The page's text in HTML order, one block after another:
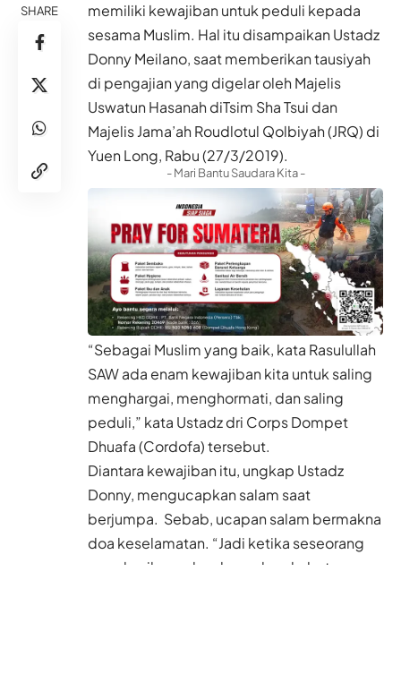
SHARE
memiliki kewajiban untuk peduli kepada
sesama Muslim. Hal itu disampaikan Ustadz
Donny Meilano, saat memberikan tausiyah
di pengajian yang digelar oleh Majelis
Uswatun Hasanah diTsim Sha Tsui dan
Majelis Jama’ah Roudlotul Qolbiyah (JRQ) di
Yuen Long, Rabu (27/3/2019).
- Mari Bantu Saudara Kita -
“Sebagai Muslim yang baik, kata Rasulullah
SAW ada enam kewajiban kita untuk saling
menghargai, menghormati, dan saling
peduli,” kata Ustadz dri Corps Dompet
Dhuafa (Cordofa) tersebut.
Diantara kewajiban itu, ungkap Ustadz
Donny, mengucapkan salam saat
berjumpa. Sebab, ucapan salam bermakna
doa keselamatan. “Jadi ketika seseorang
memberikan salam kepada sahabatnya,